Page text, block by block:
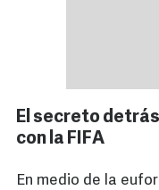
El secreto
con la FIFA
En medio de la